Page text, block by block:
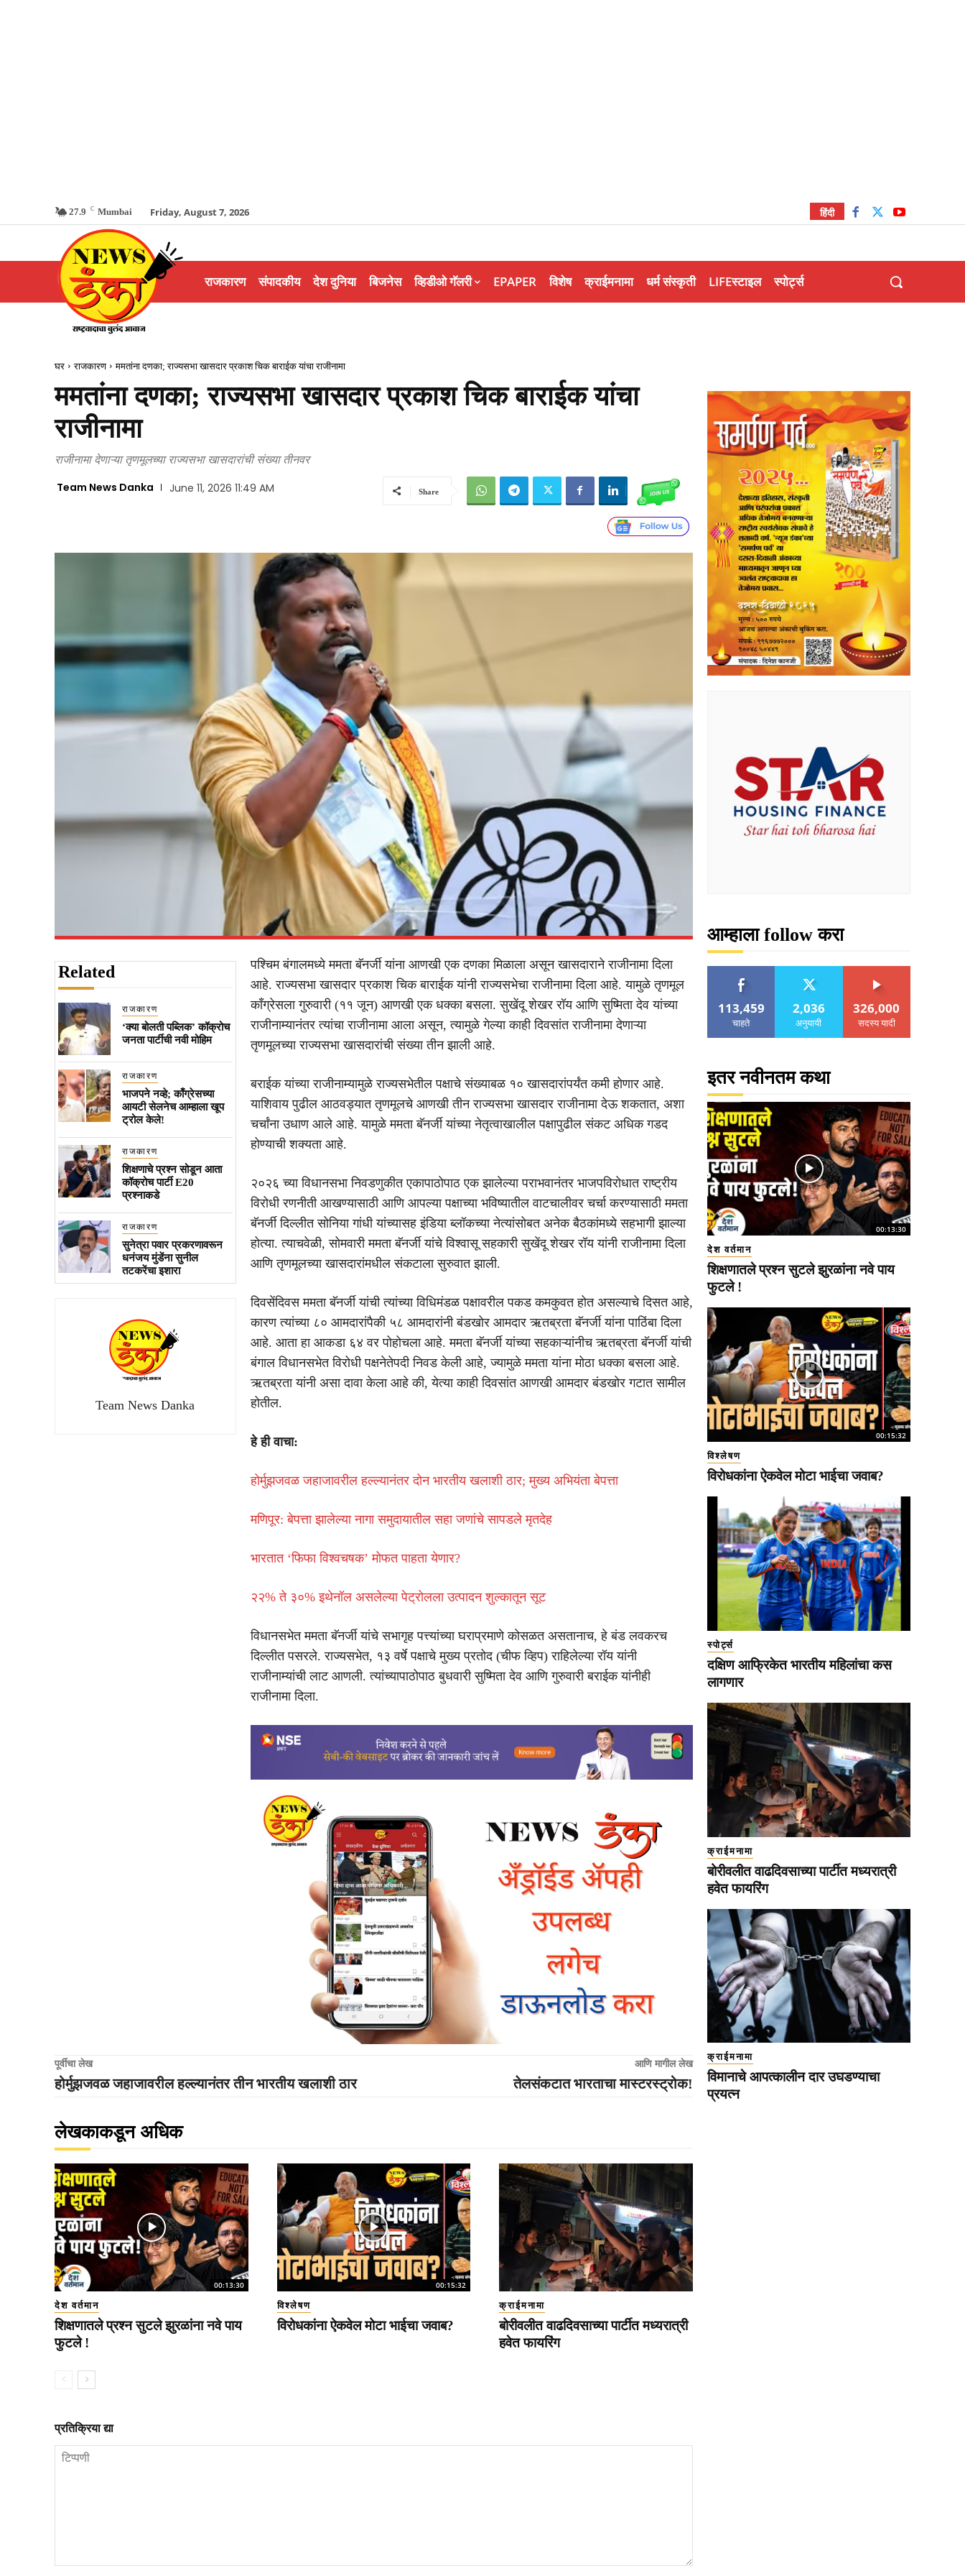
27.9 C Mumbai Friday, August 7, 2026 हिंदी
राजकारण संपादकीय देश दुनिया बिजनेस व्हिडीओ गॅलरी EPAPER विशेष क्राईमनामा धर्म संस्कृती LIFEस्टाइल स्पोर्ट्स
घर राजकारण ममतांना दणका; राज्यसभा खासदार प्रकाश चिक बाराईक यांचा राजीनामा
ममतांना दणका; राज्यसभा खासदार प्रकाश चिक बाराईक यांचा
राजीनामा
राजीनामा देणाऱ्या तृणमूलच्या राज्यसभा खासदारांची संख्या तीनवर
Team News Danka June 11, 2026 11:49 AM Share
Related
राजकारण
‘क्या बोलती पब्लिक’ कॉक्रोच
जनता पार्टीची नवी मोहिम
राजकारण
भाजपने नव्हे; काँग्रेसच्या
आयटी सेलनेच आम्हाला खूप
ट्रोल केले!
राजकारण
शिक्षणाचे प्रश्न सोडून आता
कॉक्रोच पार्टी E20
प्रश्नाकडे
राजकारण
सुनेत्रा पवार प्रकरणावरून
धनंजय मुंडेंना सुनील
तटकरेंचा इशारा
Team News Danka
पश्चिम बंगालमध्ये ममता बॅनर्जी यांना आणखी एक दणका मिळाला असून खासदाराने राजीनामा दिला
आहे. राज्यसभा खासदार प्रकाश चिक बाराईक यांनी राज्यसभेचा राजीनामा दिला आहे. यामुळे तृणमूल
कॉंग्रेसला गुरुवारी (११ जून) आणखी एक धक्का बसला. सुखेंदू शेखर रॉय आणि सुष्मिता देव यांच्या
राजीनाम्यानंतर त्यांचा राजीनामा आला असून, त्यामुळे गेल्या काही दिवसांत राजीनामा देणाऱ्या
तृणमूलच्या राज्यसभा खासदारांची संख्या तीन झाली आहे.
बराईक यांच्या राजीनाम्यामुळे राज्यसभेतील पक्षाचे संख्याबळ १० खासदारांपर्यंत कमी होणार आहे.
याशिवाय पुढील आठवड्यात तृणमूलचे आणखी तीन राज्यसभा खासदार राजीनामा देऊ शकतात, अशा
चर्चांना उधाण आले आहे. यामुळे ममता बॅनर्जी यांच्या नेतृत्वाखालील पक्षापुढील संकट अधिक गडद
होण्याची शक्यता आहे.
२०२६ च्या विधानसभा निवडणुकीत एकापाठोपाठ एक झालेल्या पराभवानंतर भाजपविरोधात राष्ट्रीय
विरोधी रणनीती आखण्यासाठी आणि आपल्या पक्षाच्या भविष्यातील वाटचालीवर चर्चा करण्यासाठी ममता
बॅनर्जी दिल्लीत सोनिया गांधी यांच्यासह इंडिया ब्लॉकच्या नेत्यांसोबत अनेक बैठकांमध्ये सहभागी झाल्या
होत्या. त्याचवेळी, सोमवारी ममता बॅनर्जी यांचे विश्वासू सहकारी सुखेंदू शेखर रॉय यांनी राजीनामा दिला
आणि तृणमूलच्या खासदारांमधील संकटाला सुरुवात झाली.
दिवसेंदिवस ममता बॅनर्जी यांची त्यांच्या विधिमंडळ पक्षावरील पकड कमकुवत होत असल्याचे दिसत आहे,
कारण त्यांच्या ८० आमदारांपैकी ५८ आमदारांनी बंडखोर आमदार ऋतब्रता बॅनर्जी यांना पाठिंबा दिला
आहे. आता हा आकडा ६४ वर पोहोचला आहे. ममता बॅनर्जी यांच्या सहकाऱ्यांनीच ऋतब्रता बॅनर्जी यांची
बंगाल विधानसभेत विरोधी पक्षनेतेपदी निवड केली आहे, ज्यामुळे ममता यांना मोठा धक्का बसला आहे.
ऋतब्रता यांनी असा दावा केला आहे की, येत्या काही दिवसांत आणखी आमदार बंडखोर गटात सामील
होतील.
हे ही वाचा:
होर्मुझजवळ जहाजावरील हल्ल्यानंतर दोन भारतीय खलाशी ठार; मुख्य अभियंता बेपत्ता
मणिपूर: बेपत्ता झालेल्या नागा समुदायातील सहा जणांचे सापडले मृतदेह
भारतात ‘फिफा विश्वचषक’ मोफत पाहता येणार?
२२% ते ३०% इथेनॉल असलेल्या पेट्रोलला उत्पादन शुल्कातून सूट
विधानसभेत ममता बॅनर्जी यांचे सभागृह पत्त्यांच्या घराप्रमाणे कोसळत असतानाच, हे बंड लवकरच
दिल्लीत पसरले. राज्यसभेत, १३ वर्षे पक्षाचे मुख्य प्रतोद (चीफ व्हिप) राहिलेल्या रॉय यांनी
राजीनाम्यांची लाट आणली. त्यांच्यापाठोपाठ बुधवारी सुष्मिता देव आणि गुरुवारी बराईक यांनीही
राजीनामा दिला.
पूर्वीचा लेख
होर्मुझजवळ जहाजावरील हल्ल्यानंतर तीन भारतीय खलाशी ठार
आणि मागील लेख
तेलसंकटात भारताचा मास्टरस्ट्रोक!
लेखकाकडून अधिक
00:13:30
देश वर्तमान
शिक्षणातले प्रश्न सुटले झुरळांना नवे पाय
फुटले !
00:15:32
विश्लेषण
विरोधकांना ऐकवेल मोटा भाईचा जवाब?
क्राईमनामा
बोरीवलीत वाढदिवसाच्या पार्टीत मध्यरात्री
हवेत फायरिंग
प्रतिक्रिया द्या
आम्हाला follow करा
113,459
चाहते
2,036
अनुयायी
326,000
सदस्य यादी
इतर नवीनतम कथा
00:13:30
देश वर्तमान
शिक्षणातले प्रश्न सुटले झुरळांना नवे पाय
फुटले !
00:15:32
विश्लेषण
विरोधकांना ऐकवेल मोटा भाईचा जवाब?
स्पोर्ट्स
दक्षिण आफ्रिकेत भारतीय महिलांचा कस
लागणार
क्राईमनामा
बोरीवलीत वाढदिवसाच्या पार्टीत मध्यरात्री
हवेत फायरिंग
क्राईमनामा
विमानाचे आपत्कालीन दार उघडण्याचा
प्रयत्न